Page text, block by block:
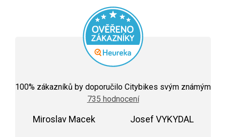
hodnocení
obchodu
je
100% zákazníků by doporučilo Citybikes svým známým
735 hodnocení
Miroslav Macek Josef VYKYDAL